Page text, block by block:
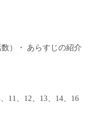
）・ あらすじの紹介
11、12、13、14、16